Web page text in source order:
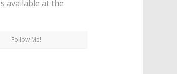
available at the
Follow Me!